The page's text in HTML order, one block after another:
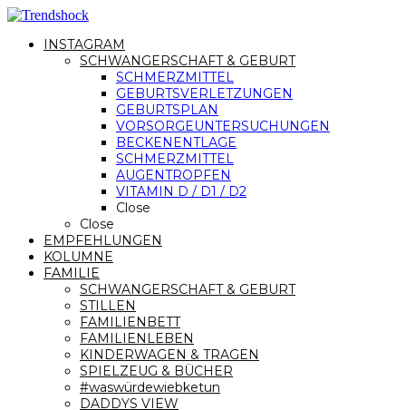
INSTAGRAM
SCHWANGERSCHAFT & GEBURT
SCHMERZMITTEL
GEBURTSVERLETZUNGEN
GEBURTSPLAN
VORSORGEUNTERSUCHUNGEN
BECKENENTLAGE
SCHMERZMITTEL
AUGENTROPFEN
VITAMIN D / D1 / D2
Close
Close
EMPFEHLUNGEN
KOLUMNE
FAMILIE
SCHWANGERSCHAFT & GEBURT
STILLEN
FAMILIENBETT
FAMILIENLEBEN
KINDERWAGEN & TRAGEN
SPIELZEUG & BÜCHER
#waswürdewiebketun
DADDYS VIEW